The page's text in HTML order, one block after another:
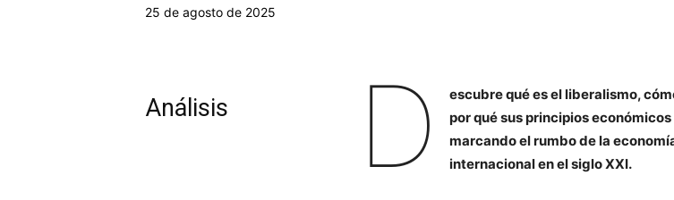
25 de agosto de 2025
Análisis D
escubre qué es el liberalismo,
por qué sus principios
marcando el rumbo de la
internacional en el siglo XXI.